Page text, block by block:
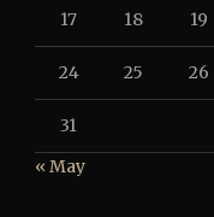
17 18 19
24 25 26
31
« May